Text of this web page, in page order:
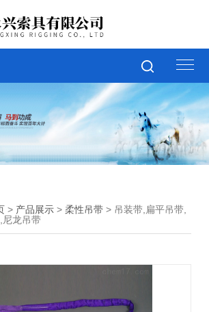
> 产品展示 >柔性吊带 > 吊装带,扁平吊带,
龙吊带